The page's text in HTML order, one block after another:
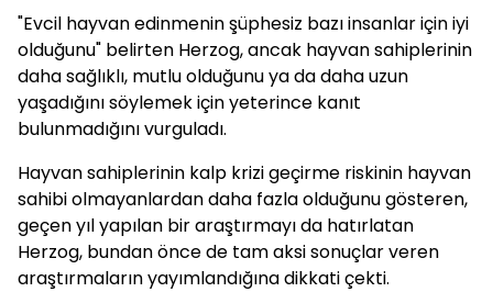
"Evcil hayvan edinmenin şüphesiz bazı insanlar için iyi
olduğunu" belirten Herzog, ancak hayvan sahiplerinin
daha sağlıklı, mutlu olduğunu ya da daha uzun
yaşadığını söylemek için yeterince kanıt
bulunmadığını vurguladı.
Hayvan sahiplerinin kalp krizi geçirme riskinin hayvan
sahibi olmayanlardan daha fazla olduğunu gösteren,
geçen yıl yapılan bir araştırmayı da hatırlatan
Herzog, bundan önce de tam aksi sonuçlar veren
araştırmaların yayımlandığına dikkati çekti.